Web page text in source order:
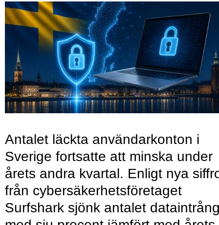
Antalet läckta användarkonton i
Sverige fortsatte att minska under
årets andra kvartal. Enligt nya
från cybersäkerhetsföretaget
Surfshark sjönk antalet